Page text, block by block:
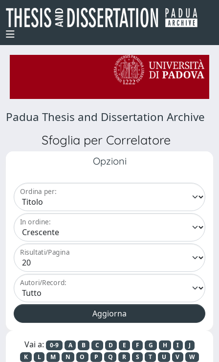
Padua Thesis and Dissertation Archive
Sfoglia per Correlatore
Opzioni
Ordina per:
In ordine:
Risultati/Pagina
Autori/Record:
Vai a: 0-9 A B C D E F G H I
J
K
L M N O P Q R S T U V
W